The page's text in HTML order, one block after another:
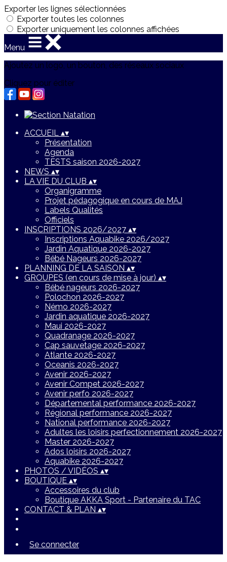
Exporter les lignes sélectionnées
Exporter toutes les colonnes
Exporter uniquement les colonnes affichées
Menu
Ajoutez un logo, un bouton, des réseaux sociaux
Cliquez pour éditer
ACCUEIL ▴▾
Présentation
Agenda
TESTS saison 2026-2027
NEWS ▴▾
LA VIE DU CLUB ▴▾
Organigramme
Projet pédagogique en cours de MAJ
Labels Qualités
Officiels
INSCRIPTIONS 2026/2027 ▴▾
Inscriptions Aquabike 2026/2027
Jardin Aquatique 2026-2027
Bébé Nageurs 2026-2027
PLANNING DE LA SAISON ▴▾
GROUPES (en cours de mise à jour) ▴▾
Bébé nageurs 2026-2027
Polochon 2026-2027
Némo 2026-2027
Jardin aquatique 2026-2027
Maui 2026-2027
Quadranage 2026-2027
Cap sauvetage 2026-2027
Atlante 2026-2027
Oceanis 2026-2027
Avenir 2026-2027
Avenir Compet 2026-2027
Avenir perfo 2026-2027
Départemental performance 2026-2027
Régional performance 2026-2027
National performance 2026-2027
Adultes les loisirs perfectionnement 2026-2027
Master 2026-2027
Ados loisirs 2026-2027
Aquabike 2026-2027
PHOTOS / VIDÉOS ▴▾
BOUTIQUE ▴▾
Accessoires du club
Boutique AKKA Sport - Partenaire du TAC
CONTACT & PLAN ▴▾
Se connecter